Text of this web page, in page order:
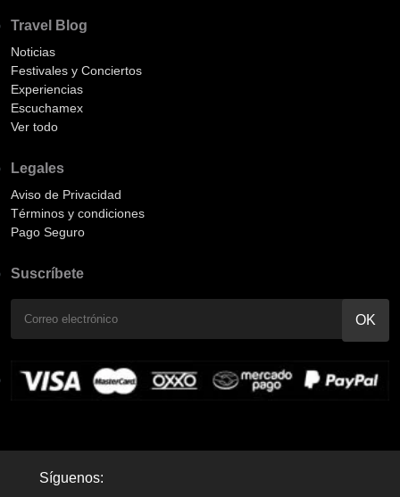
Travel Blog
Noticias
Festivales y Conciertos
Experiencias
Escuchamex
Ver todo
Legales
Aviso de Privacidad
Términos y condiciones
Pago Seguro
Suscríbete
Síguenos: